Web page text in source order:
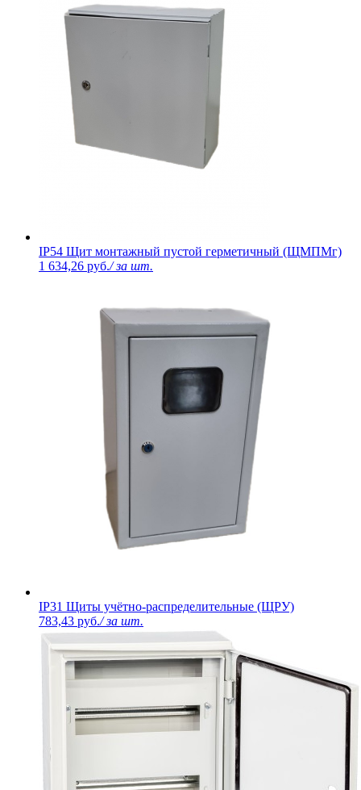
IP54 Щит монтажный пустой герметичный (ЩМПМг)
1 634,26 руб./ за шт.
IP31 Щиты учётно-распределительные (ЩРУ)
783,43 руб./ за шт.